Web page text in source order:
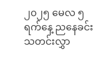
၂၀၂၅ မေလ ၅
ရက်နေ့ ညနေခင်း
သတင်းလွှာ